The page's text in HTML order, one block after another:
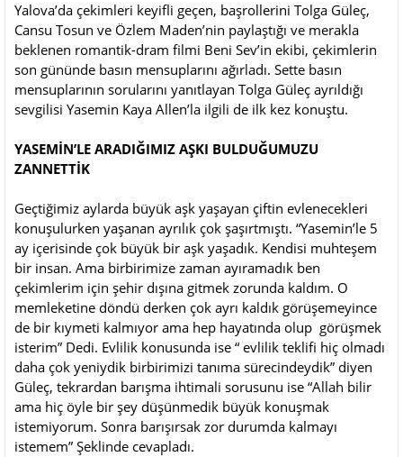
Yalova’da çekimleri keyifli geçen, başrollerini Tolga Güleç,
Cansu Tosun ve Özlem Maden’nin paylaştığı ve merakla
beklenen romantik-dram filmi Beni Sev’in ekibi, çekimlerin
son gününde basın mensuplarını ağırladı. Sette basın
mensuplarının sorularını yanıtlayan Tolga Güleç ayrıldığı
sevgilisi Yasemin Kaya Allen’la ilgili de ilk kez konuştu.
YASEMİN’LE ARADIĞIMIZ AŞKI BULDUĞUMUZU
ZANNETTİK
Geçtiğimiz aylarda büyük aşk yaşayan çiftin evlenecekleri
konuşulurken yaşanan ayrılık çok şaşırtmıştı. “Yasemin’le 5
ay içerisinde çok büyük bir aşk yaşadık. Kendisi muhteşem
bir insan. Ama birbirimize zaman ayıramadık ben
çekimlerim için şehir dışına gitmek zorunda kaldım. O
memleketine döndü derken çok ayrı kaldık görüşemeyince
de bir kıymeti kalmıyor ama hep hayatında olup görüşmek
isterim” Dedi. Evlilik konusunda ise “ evlilik teklifi hiç olmadı
daha çok yeniydik birbirimizi tanıma sürecindeydik” diyen
Güleç, tekrardan barışma ihtimali sorusunu ise “Allah bilir
ama hiç öyle bir şey düşünmedik büyük konuşmak
istemiyorum. Sonra barışırsak zor durumda kalmayı
istemem” Şeklinde cevapladı.